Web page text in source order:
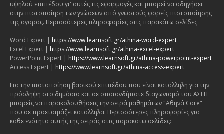
υψηλού επιπέδου γι' αυτές τις εφαρμογές και μπορεί να οδηγήσει
στην πιστοποίηση των γνώσεων από γνωστούς φορείς πιστοποίησης
της αγοράς. Περισσότερες πληροφορίες στις παρακάτω σελίδες
Word Expert | https://www.learnsoft.gr/athina-word-expert
Excel Expert | https://www.learnsoft.gr/athina-excel-expert
PowerPoint Expert | https://www.learnsoft.gr/athina-powerpoint-expert
Access Expert | https://www.learnsoft.gr/athina-access-expert
Για την πιστοποίηση βασικού επιπέδου που είναι κατάλληλη για την
πρόσληψη στο δημόσιο και σε οποιονδήποτε διαγωνισμό του ΑΣΕΠ
μπορείς να παρακολουθήσεις την σειρά μαθημάτων "Αθηνά Core"
που σε προετοιμάζει κατάλληλα. Περισσότερες πληροφορίες για
κάθε ενότητα αυτής της σειράς στις παρακάτω σελίδες: